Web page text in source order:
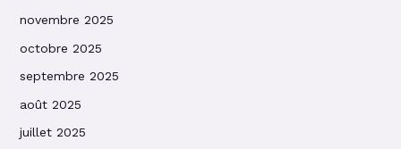
novembre 2025
octobre 2025
septembre 2025
août 2025
juillet 2025